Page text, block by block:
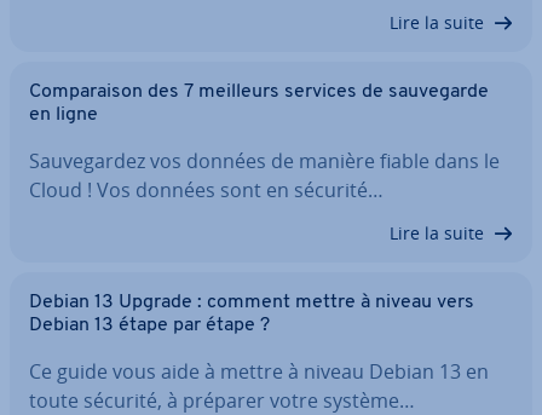
Lire la suite
Com­pa­rai­son des 7 meilleurs services de sau­ve­garde
en ligne
Sau­ve­gar­dez vos données de manière fiable dans le
Cloud ! Vos données sont en sécurité…
Lire la suite
Debian 13 Upgrade : comment mettre à niveau vers
Debian 13 étape par étape ?
Ce guide vous aide à mettre à niveau Debian 13 en
toute sécurité, à préparer votre système…